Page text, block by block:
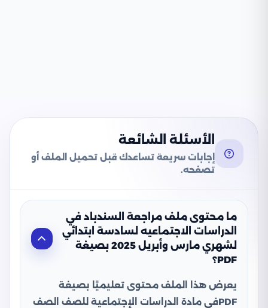
الأسئلة الشائعة
إجابات سريعة تساعدك قبل تحميل الملف أو
تصفحه.
ما محتوى ملف مراجعة السندباد في
الدراسات الاجتماعيه لسادسة ابتدائي
لشهري مارس وأبريل 2025 بصيغة
PDF؟
يعرض هذا الملف محتوى تعليميًا بصيغة
PDFفي مادة الدراسات الإجتماعية للصف الصف